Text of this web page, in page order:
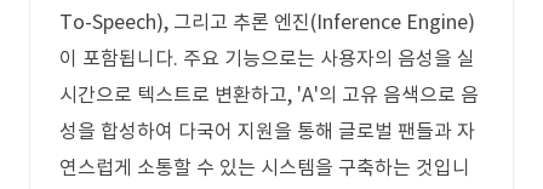
To-Speech), 그리고 추론 엔진(Inference Engine)
이 포함됩니다. 주요 기능으로는 사용자의 음성을 실
시간으로 텍스트로 변환하고, 'A'의 고유 음색으로 음
성을 합성하여 다국어 지원을 통해 글로벌 팬들과 자
연스럽게 소통할 수 있는 시스템을 구축하는 것입니